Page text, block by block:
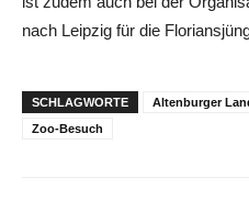
nach Leipzig für die
SCHLAGWORTE Altenburger
Zoo-Besuch